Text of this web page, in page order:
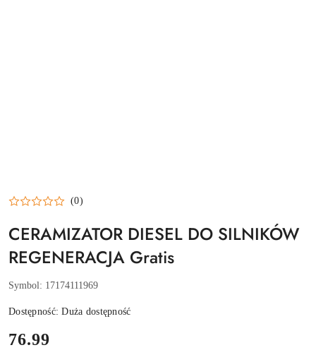
(0)
CERAMIZATOR DIESEL DO SILNIKÓW
REGENERACJA Gratis
Symbol: 17174111969
Dostępność:Duża dostępność
cena:
76.99